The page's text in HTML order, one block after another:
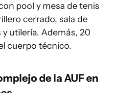
pool y mesa de tenis
cerrado, sala de
utilería. Además, 20
cuerpo técnico.
de la AUF en